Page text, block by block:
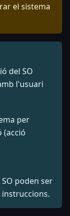
el sistema
del SO
l'usuari
per
(acció
poden ser